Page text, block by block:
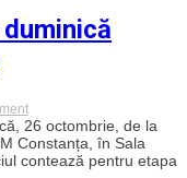
o
victorie
în
fața
vicecampioanei
HC
on
Potaissa
Turda
primește
duminică
26 octombrie, de la
Constanța, în Sala
contează pentru etapa